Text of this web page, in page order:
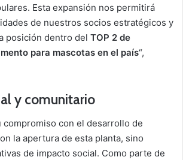
Esta expansión nos permitirá
de nuestros socios estratégicos y
posición dentro del TOP 2 de
para mascotas en el país“,
y comunitario
compromiso con el desarrollo de
la apertura de esta planta, sino
de impacto social. Como parte de